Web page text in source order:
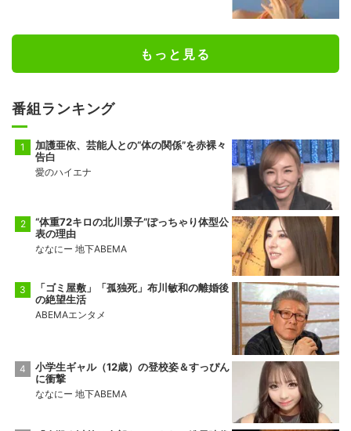
もっと見る
番組ランキング
加護亜依、芸能人との“体の関係”を赤裸々
告白
愛のハイエナ
“体重72キロの北川景子”ぽっちゃり体型公
表の理由
ななにー 地下ABEMA
「ゴミ屋敷」「孤独死」布川敏和の離婚後
の絶望生活
ABEMAエンタメ
小学生ギャル（12歳）の登校姿＆すっぴん
に衝撃
ななにー 地下ABEMA